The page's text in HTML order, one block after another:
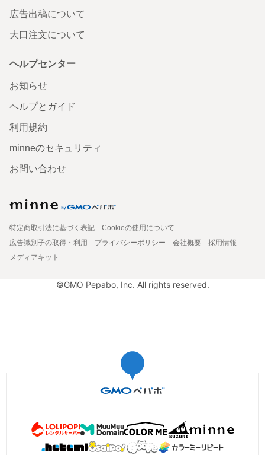
広告出稿について
大口注文について
ヘルプセンター
お知らせ
ヘルプとガイド
利用規約
minneのセキュリティ
お問い合わせ
特定商取引法に基づく表記
Cookieの使用について
広告識別子の取得・利用
プライバシーポリシー 会社概要
採用情報
メディアキット
©GMO Pepabo, Inc. All rights reserved.